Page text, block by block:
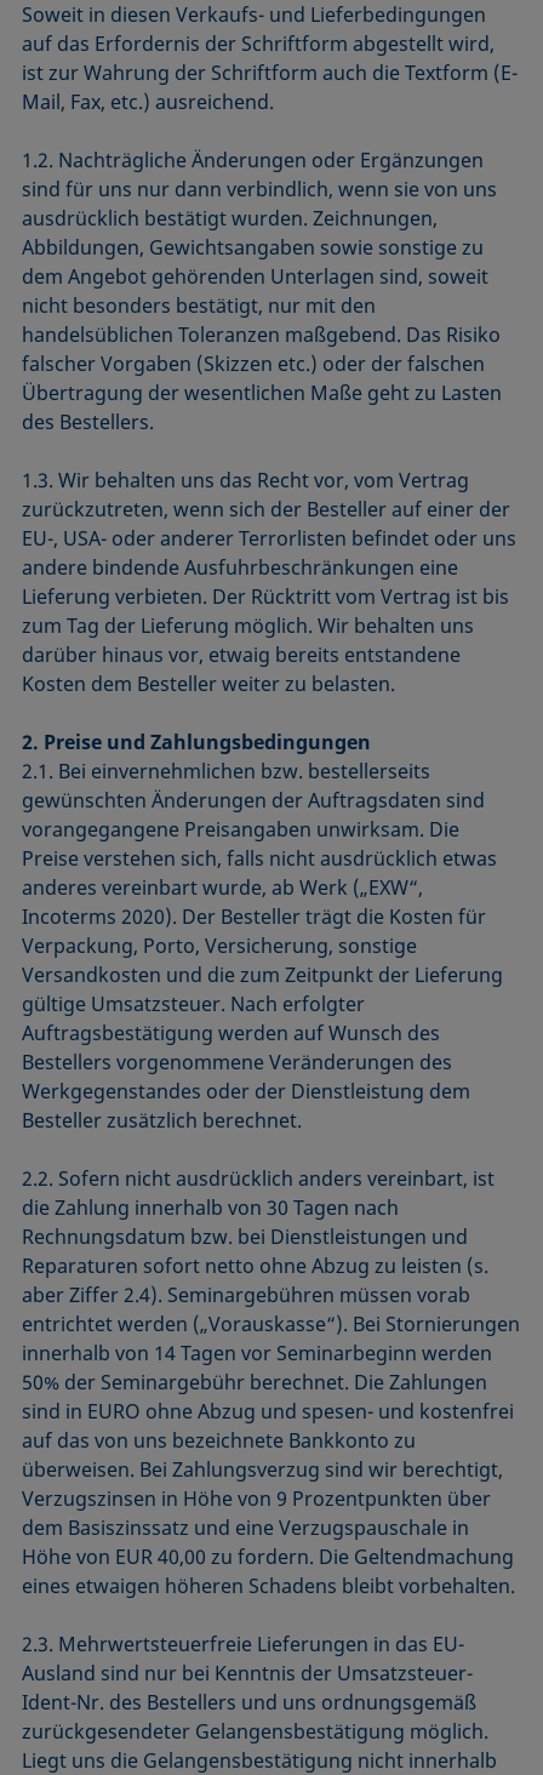
Soweit in diesen Verkaufs- und Lieferbedingungen
auf das Erfordernis der Schriftform abgestellt wird,
ist zur Wahrung der Schriftform auch die Textform (E-
Mail, Fax, etc.) ausreichend.
1.2. Nachträgliche Änderungen oder Ergänzungen
sind für uns nur dann verbindlich, wenn sie von uns
ausdrücklich bestätigt wurden. Zeichnungen,
Abbildungen, Gewichtsangaben sowie sonstige zu
dem Angebot gehörenden Unterlagen sind, soweit
nicht besonders bestätigt, nur mit den
handelsüblichen Toleranzen maßgebend. Das Risiko
falscher Vorgaben (Skizzen etc.) oder der falschen
Übertragung der wesentlichen Maße geht zu Lasten
des Bestellers.
1.3. Wir behalten uns das Recht vor, vom Vertrag
zurückzutreten, wenn sich der Besteller auf einer der
EU-, USA- oder anderer Terrorlisten befindet oder uns
andere bindende Ausfuhrbeschränkungen eine
Lieferung verbieten. Der Rücktritt vom Vertrag ist bis
zum Tag der Lieferung möglich. Wir behalten uns
darüber hinaus vor, etwaig bereits entstandene
Kosten dem Besteller weiter zu belasten.
2. Preise und Zahlungsbedingungen
2.1. Bei einvernehmlichen bzw. bestellerseits
gewünschten Änderungen der Auftragsdaten sind
vorangegangene Preisangaben unwirksam. Die
Preise verstehen sich, falls nicht ausdrücklich etwas
anderes vereinbart wurde, ab Werk („EXW“,
Incoterms 2020). Der Besteller trägt die Kosten für
Verpackung, Porto, Versicherung, sonstige
Versandkosten und die zum Zeitpunkt der Lieferung
gültige Umsatzsteuer. Nach erfolgter
Auftragsbestätigung werden auf Wunsch des
Bestellers vorgenommene Veränderungen des
Werkgegenstandes oder der Dienstleistung dem
Besteller zusätzlich berechnet.
2.2. Sofern nicht ausdrücklich anders vereinbart, ist
die Zahlung innerhalb von 30 Tagen nach
Rechnungsdatum bzw. bei Dienstleistungen und
Reparaturen sofort netto ohne Abzug zu leisten (s.
aber Ziffer 2.4). Seminargebühren müssen vorab
entrichtet werden („Vorauskasse“). Bei Stornierungen
innerhalb von 14 Tagen vor Seminarbeginn werden
50% der Seminargebühr berechnet. Die Zahlungen
sind in EURO ohne Abzug und spesen- und kostenfrei
auf das von uns bezeichnete Bankkonto zu
überweisen. Bei Zahlungsverzug sind wir berechtigt,
Verzugszinsen in Höhe von 9 Prozentpunkten über
dem Basiszinssatz und eine Verzugspauschale in
Höhe von EUR 40,00 zu fordern. Die Geltendmachung
eines etwaigen höheren Schadens bleibt vorbehalten.
2.3. Mehrwertsteuerfreie Lieferungen in das EU-
Ausland sind nur bei Kenntnis der Umsatzsteuer-
Ident-Nr. des Bestellers und uns ordnungsgemäß
zurückgesendeter Gelangensbestätigung möglich.
Liegt uns die Gelangensbestätigung nicht innerhalb